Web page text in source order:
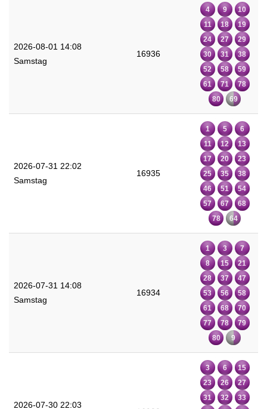
2026-08-01 14:08
Samstag
16936
4 9
10
11
18
19
24
27
29
30
31
38
52
58
59
61
71
78
80
69
2026-07-31 22:02
Samstag
16935
1 5
6
11
12
13
17
20
23
25
35
38
46
51
54
57
67
68
78
64
2026-07-31 14:08
Samstag
16934
1 3
7
8
15
21
28
37
47
53
56
58
61
68
70
77
78
79
80
9
2026-07-30 22:03
3 6
15
23
26
27
31
32
33